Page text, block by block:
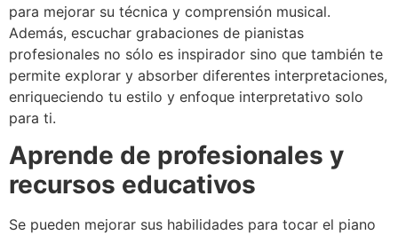
para mejorar su técnica y comprensión musical.
Además, escuchar grabaciones de pianistas
profesionales no sólo es inspirador sino que también te
permite explorar y absorber diferentes interpretaciones,
enriqueciendo tu estilo y enfoque interpretativo solo
para ti.
Aprende de profesionales y
recursos educativos
Se pueden mejorar sus habilidades para tocar el piano